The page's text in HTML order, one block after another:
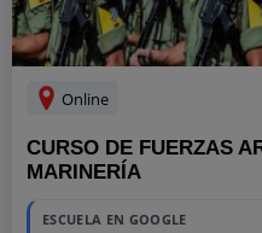
Online
CURSO DE FUERZAS
MARINERÍA
ESCUELA EN GOOGLE